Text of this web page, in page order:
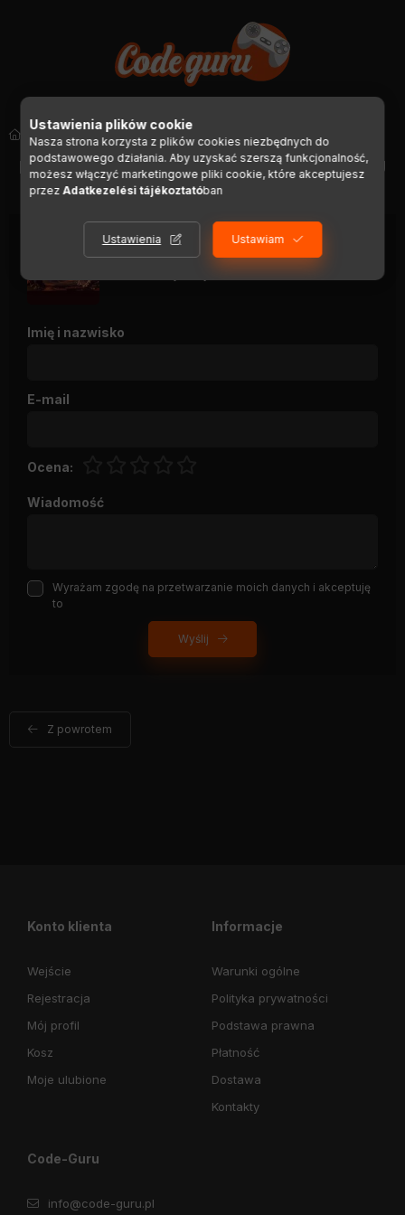
Steam
POWRÓT DO SZCZEGÓŁÓW PRODUKTU
Borderlands 2 - Headhunter 2: Wattle
Imię i nazwisko
E-mail
Ocena:
Wiadomość
Wyrażam zgodę na przetwarzanie moich danych i akceptuję
to
Wyślij
Z powrotem
Konto klienta
Wejście
Rejestracja
Mój profil
Kosz
Moje ulubione
Informacje
Warunki ogólne
Polityka prywatności
Podstawa prawna
Płatność
Dostawa
Kontakty
Code-Guru
info@code-guru.pl
Ustawienia plików cookie
Nasza strona korzysta z plików cookies niezbędnych do
podstawowego działania. Aby uzyskać szerszą funkcjonalność,
możesz włączyć marketingowe pliki cookie, które akceptujesz
przezAdatkezelési tájékoztatóban
Ustawienia Ustawiam